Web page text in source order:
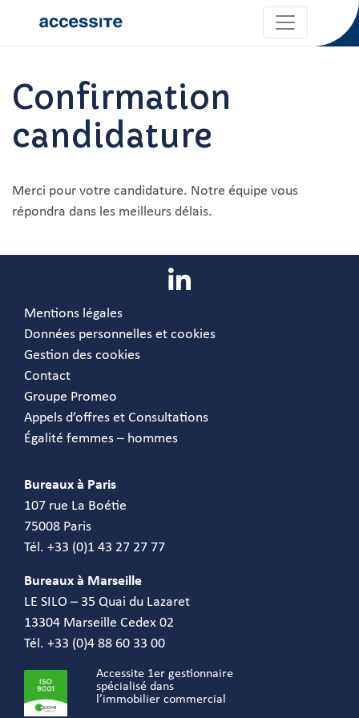
Confirmation
candidature
Merci pour votre candidature. Notre équipe vous
répondra dans les meilleurs délais.
Mentions légales
Données personnelles et cookies
Gestion des cookies
Contact
Groupe Promeo
Appels d’offres et Consultations
Égalité femmes – hommes
Bureaux à Paris
107 rue La Boétie
75008 Paris
Tél. +33 (0)1 43 27 27 77
Bureaux à Marseille
LE SILO – 35 Quai du Lazaret
13304 Marseille Cedex 02
Tél. +33 (0)4 88 60 33 00
Accessite 1er gestionnaire
spécialisé dans
l’immobilier commercial